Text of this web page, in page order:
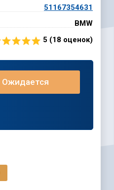
51167354631
BMW
5 (18 оценок)
Ожидается